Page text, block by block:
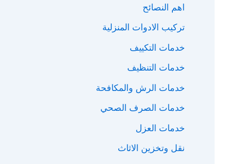
اهم النصائح
تركيب الادوات المنزلية
خدمات التكييف
خدمات التنظيف
خدمات الرش والمكافحة
خدمات الصرف الصحي
خدمات العزل
نقل وتخزين الاثاث